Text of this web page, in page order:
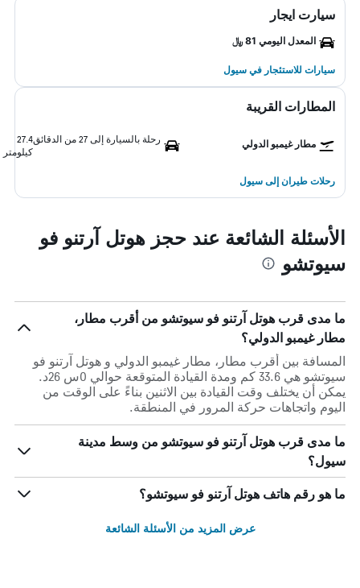
سيارت ايجار
المعدل اليومي 81 ﷼
سيارات للاستئجار في سيول
المطارات القريبة
مطار غيمبو الدولي رحلة بالسيارة إلى 27 من الدقائق
27.4
كيلومتر
رحلات طيران إلى سيول
الأسئلة الشائعة عند حجز هوتل آرتنو فو
سيوتشو
ما مدى قرب هوتل آرتنو فو سيوتشو من أقرب مطار،
مطار غيمبو الدولي؟
المسافة بين أقرب مطار، مطار غيمبو الدولي و هوتل آرتنو فو
سيوتشو هي 33.6 كم ومدة القيادة المتوقعة حوالي 0س 26د.
يمكن أن يختلف وقت القيادة بين الاثنين بناءً على الوقت من
اليوم واتجاهات حركة المرور في المنطقة.
ما مدى قرب هوتل آرتنو فو سيوتشو من وسط مدينة
سيول؟
ما هو رقم هاتف هوتل آرتنو فو سيوتشو؟
عرض المزيد من الأسئلة الشائعة